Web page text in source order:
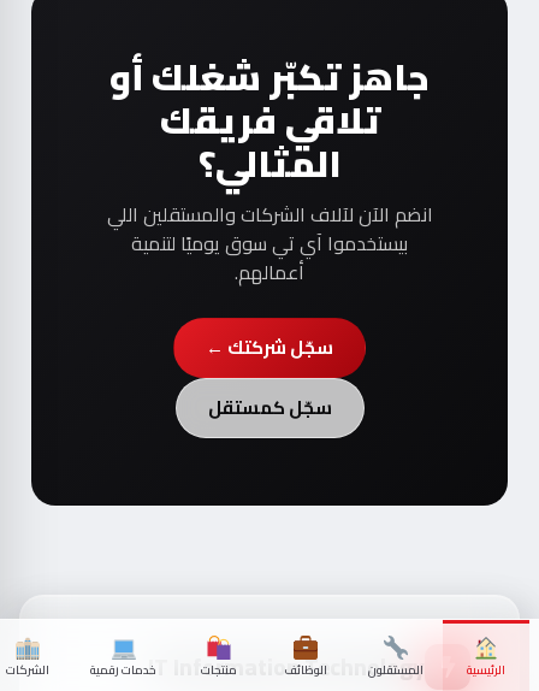
جاهز تكبّر شغلك أو
تلاقي فريقك
المثالي؟
انضم الآن لآلاف الشركات والمستقلين اللي
بيستخدموا آي تي سوق يوميًا لتنمية
أعمالهم.
سجّل شركتك ←
سجّل كمستقل
IT Information Technology الرئيسية المستقلون الوظائف منتجات خدمات رقمية الشركات